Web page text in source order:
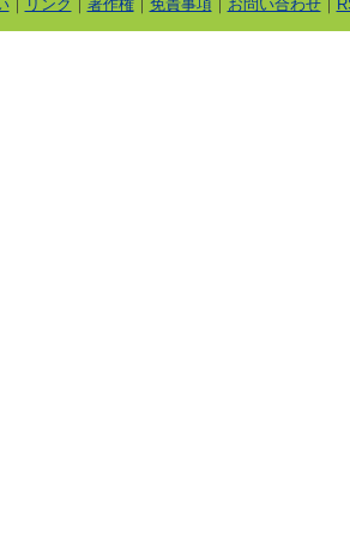
｜ リンク ｜ 著作権｜ 免責事項｜ お問い合わせ｜